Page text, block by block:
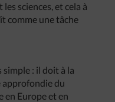
sciences, et cela à
comme une tâche
simple : il doit à la
approfondie du
en Europe et en